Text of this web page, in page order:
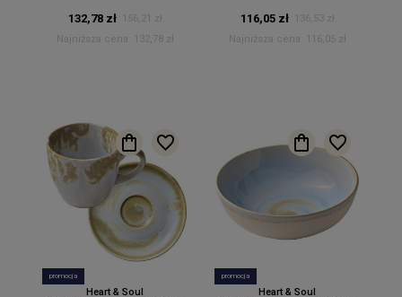
132,78 zł
156,21 zł
Najniższa cena:
132,78 zł
116,05 zł
136,53 zł
Najniższa cena:
116,05 zł
promocja
Heart & Soul
promocja
Heart & Soul